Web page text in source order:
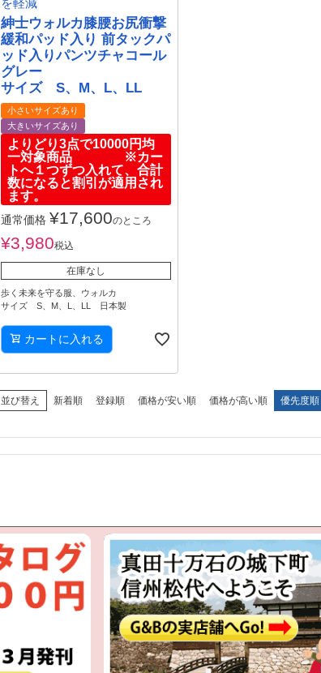
を軽減
紳士ウォルカ膝腰お尻衝撃
緩和パッド入り 前タックパ
ッド入りパンツチャコール
グレー
サイズ S、M、L、LL
小さいサイズあり
大きいサイズあり
よりどり3点で10000円均
一対象商品 ※カー
トへ１つずつ入れて、合計
数になると割引が適用され
ます。
通常価格 ¥17,600のところ
¥3,980税込
在庫なし
歩く未来を守る服、ウォルカ
サイズ S、M、L、LL 日本製
カートに入れる
並び替え 新着順 登録順 価格が安い順 価格が高い順 優先度順